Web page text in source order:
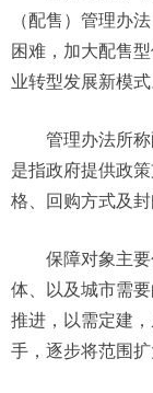
（配售）管理办
困难，加大配售
业转型发展新模式
管理办法所称
是指政府提供政
格、回购方式及
保障对象主
体、以及城市需
推进，以需定建
手，逐步将范围扩